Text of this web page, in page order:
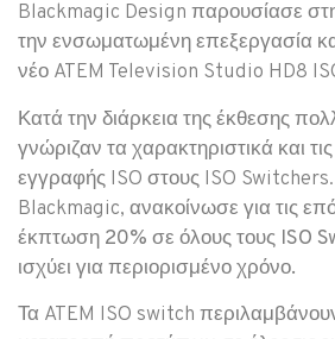
Blackmagic Design παρουσίασε
την ενσωματωμένη επεξεργασία
νέο ATEM Television Studio HD8
Κατά την διάρκεια της έκθεσης
γνώριζαν τα χαρακτηριστικά και
εγγραφής ISO στους ISO Switchers.
Blackmagic, ανακοίνωσε για τις
έκπτωση 20% σε όλους τους ISO
ισχύει για περιορισμένο χρόνο.
Τα ATEM ISO switch